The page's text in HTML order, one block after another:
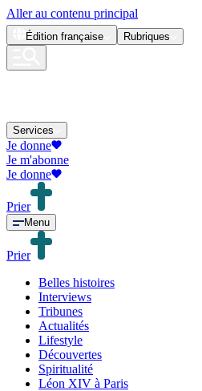
Aller au contenu principal
Édition française Rubriques
Services
Je donne
Je m'abonne
Je donne
Prier
Menu
Prier
Belles histoires
Interviews
Tribunes
Actualités
Lifestyle
Découvertes
Spiritualité
Léon XIV à Paris